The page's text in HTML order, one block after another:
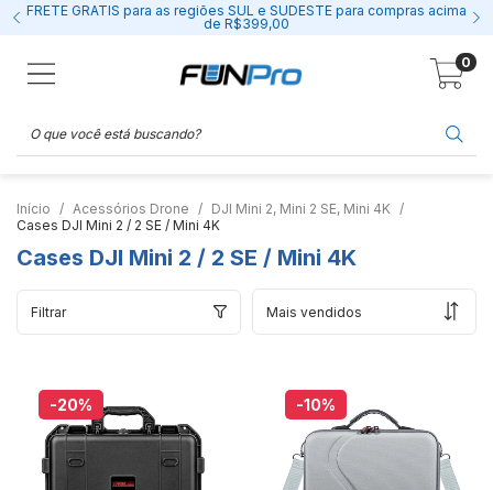
FRETE GRÁTIS para as regiões SUL e SUDESTE para compras acima
de R$399,00
0
Início Acessórios Drone
DJI Mini 2, Mini 2 SE, Mini 4K
Cases DJI Mini 2 / 2 SE / Mini 4K
Cases DJI Mini 2 / 2 SE / Mini 4K
Filtrar
-20% -10%